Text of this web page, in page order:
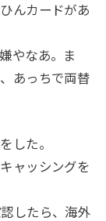
んカードがあ
やなあ。ま
あっちで両替
した。
ャッシングを
したら、海外